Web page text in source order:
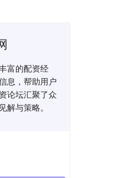
富的配资经
息，帮助用户
论坛汇聚了众
解与策略。